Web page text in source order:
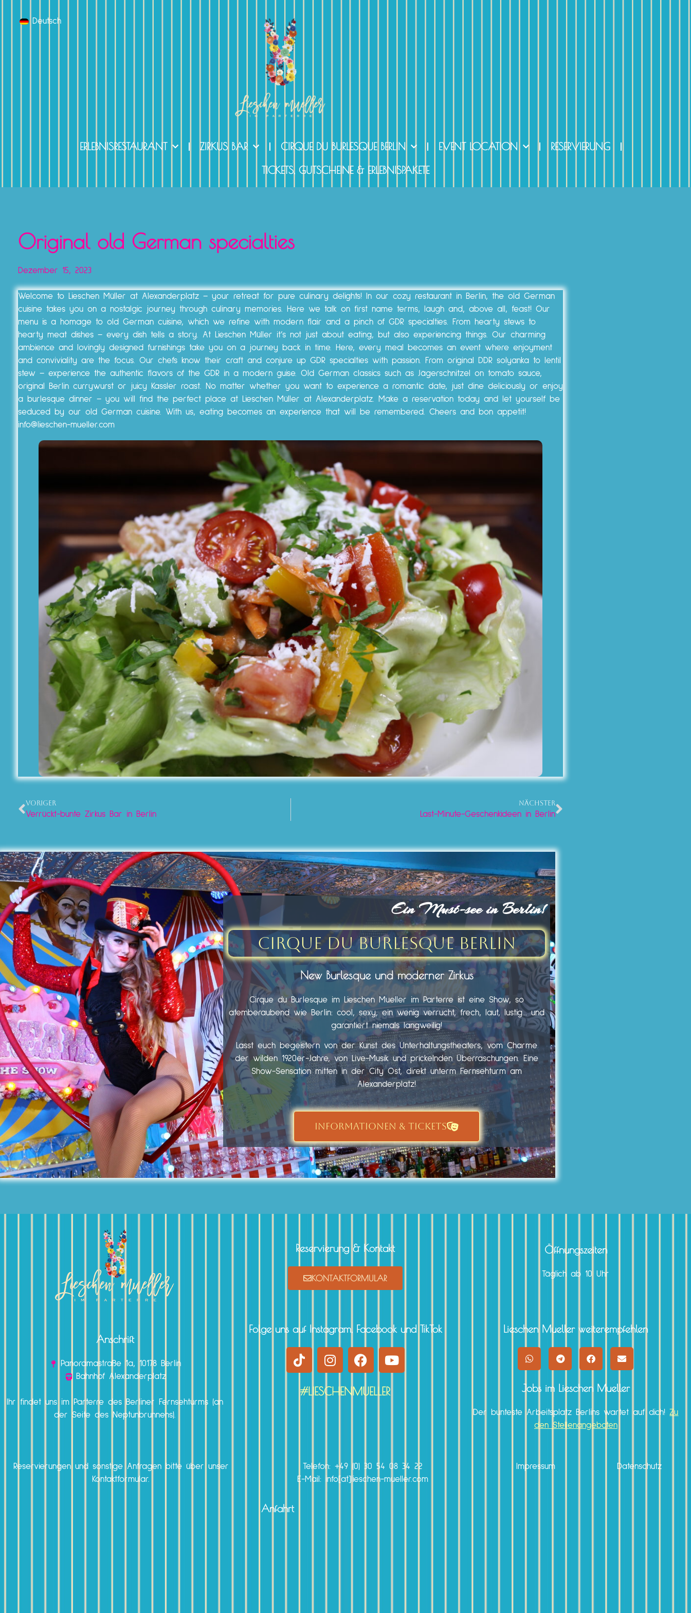
Deutsch
ERLEBNISRESTAURANT ZIRKUS BAR CIRQUE DU BURLESQUE BERLIN EVENT LOCATION
RESERVIERUNG
TICKETS, GUTSCHEINE & ERLEBNISPAKETE
Original old German specialties
Dezember 15, 2023
Welcome to Lieschen Müller at Alexanderplatz – your retreat for pure culinary delights! In our cozy restaurant in Berlin, the old German
cuisine takes you on a nostalgic journey through culinary memories. Here we talk on first name terms, laugh and, above all, feast! Our
menu is a homage to old German cuisine, which we refine with modern flair and a pinch of GDR specialties. From hearty stews to
hearty meat dishes – every dish tells a story. At Lieschen Müller it’s not just about eating, but also experiencing things. Our charming
ambience and lovingly designed furnishings take you on a journey back in time. Here, every meal becomes an event where enjoyment
and conviviality are the focus. Our chefs know their craft and conjure up GDR specialties with passion. From original DDR solyanka to lentil
stew – experience the authentic flavors of the GDR in a modern guise. Old German classics such as Jägerschnitzel on tomato sauce,
original Berlin currywurst or juicy Kassler roast. No matter whether you want to experience a romantic date, just dine deliciously or enjoy
a burlesque dinner – you will find the perfect place at Lieschen Müller at Alexanderplatz. Make a reservation today and let yourself be
seduced by our old German cuisine. With us, eating becomes an experience that will be remembered. Cheers and bon appetit!
info@lieschen-mueller.com
VORIGER
Verrückt-bunte Zirkus Bar in Berlin
NÄCHSTER
Last-Minute-Geschenkideen in Berlin
Ein Must-see in Berlin!
Cirque du Burlesque Berlin
New Burlesque und moderner Zirkus
Cirque du Burlesque im Lieschen Mueller im Parterre ist eine Show, so
atemberaubend wie Berlin: cool, sexy, ein wenig verrucht, frech, laut, lustig… und
garantiert niemals langweilig!
Lasst euch begeistern von der Kunst des Unterhaltungstheaters, vom Charme
der wilden 1920er-Jahre, von Live-Musik und prickelnden Überraschungen. Eine
Show-Sensation mitten in der City Ost, direkt unterm Fernsehturm am
Alexanderplatz!
INFORMATIONEN & TICKETS
Reservierung & Kontakt
KONTAKTFORMULAR
Öffnungszeiten
Täglich ab 10 Uhr
Anschrift
Panoramastraße 1a, 10178 Berlin
Bahnhof Alexanderplatz
Ihr findet uns im Parterre des Berliner Fernsehturms (an
der Seite des Neptunbrunnens).
Folge uns auf Instagram, Facebook und TikTok
#LIESCHENMUELLER
Lieschen Mueller weiterempfehlen
Jobs im Lieschen Mueller
Der bunteste Arbeitsplatz Berlins wartet auf dich!Zu
den Stellenangeboten
Reservierungen und sonstige Anfragen bitte über unser
Kontaktformular.
Telefon:+49 (0) 30 54 08 34 22
E-Mail: info[at]lieschen-mueller.com
Impressum Datenschutz
Anfahrt